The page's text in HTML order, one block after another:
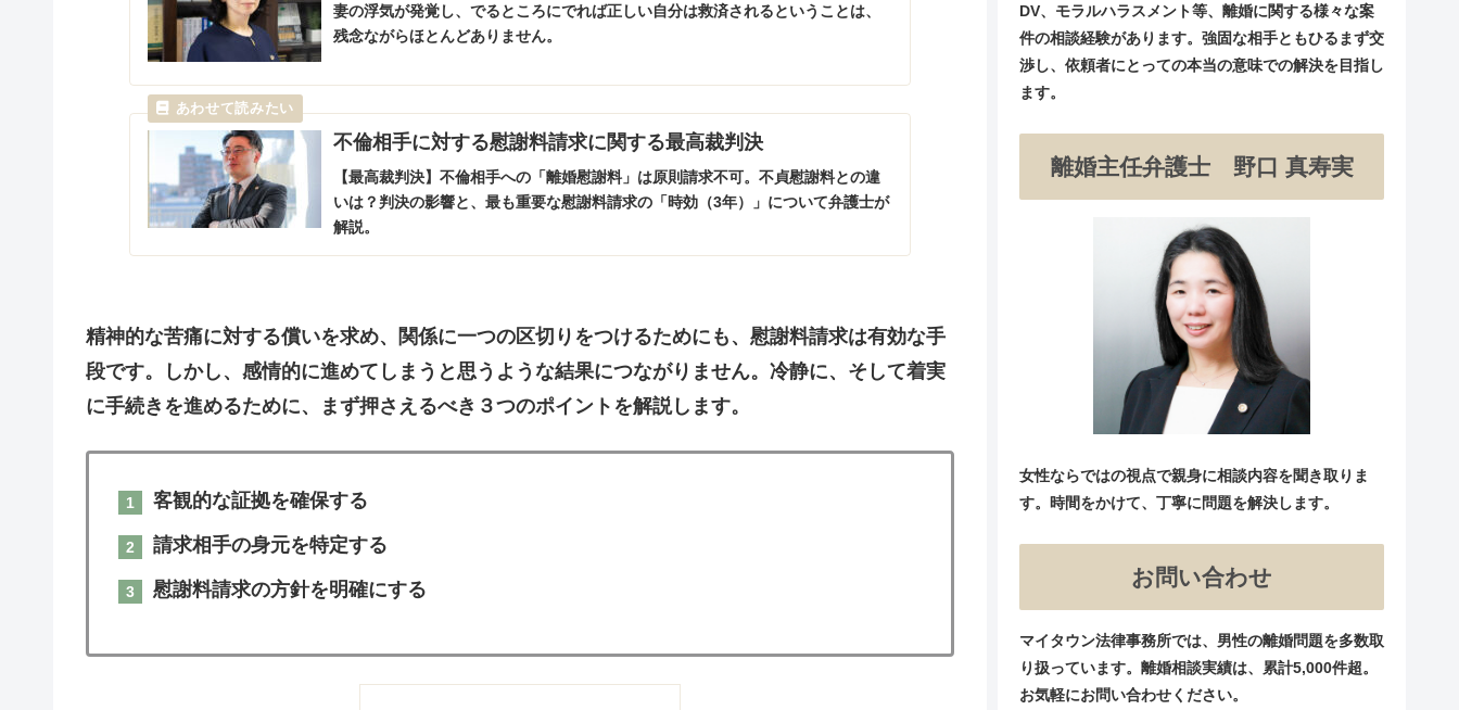
妻の浮気が発覚し、でるところにでれば正しい自分は救済されるということは、
残念ながらほとんどありません。
不倫相手に対する慰謝料請求に関する最高裁判決
【最高裁判決】不倫相手への「離婚慰謝料」は原則請求不可。不貞慰謝料との違
いは？判決の影響と、最も重要な慰謝料請求の「時効（3年）」について弁護士が
解説。
精神的な苦痛に対する償いを求め、関係に一つの区切りをつけるためにも、慰謝料請求は有効な手
段です。しかし、感情的に進めてしまうと思うような結果につながりません。冷静に、そして着実
に手続きを進めるために、まず押さえるべき３つのポイントを解説します。
客観的な証拠を確保する
請求相手の身元を特定する
慰謝料請求の方針を明確にする
DV、モラルハラスメント等、離婚に関する様々な案
件の相談経験があります。強固な相手ともひるまず交
渉し、依頼者にとっての本当の意味での解決を目指し
ます。
離婚主任弁護士 野口 真寿実
女性ならではの視点で親身に相談内容を聞き取りま
す。時間をかけて、丁寧に問題を解決します。
お問い合わせ
マイタウン法律事務所では、男性の離婚問題を多数取
り扱っています。離婚相談実績は、累計5,000件超。
お気軽にお問い合わせください。